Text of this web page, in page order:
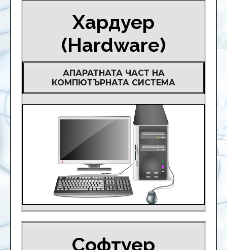
Хардуер
(Hardware)
АПАРАТНАТА ЧАСТ НА
КОМПЮТЪРНАТА СИСТЕМА
Софтуер